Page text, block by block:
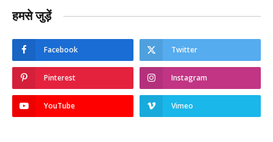
हमसे जुड़ें
Facebook Twitter
Pinterest Instagram
YouTube Vimeo